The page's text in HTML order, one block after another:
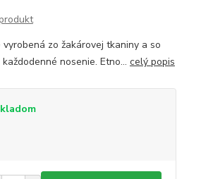
zo žakárovej tkaniny a so
nosenie. Etno... celý popis